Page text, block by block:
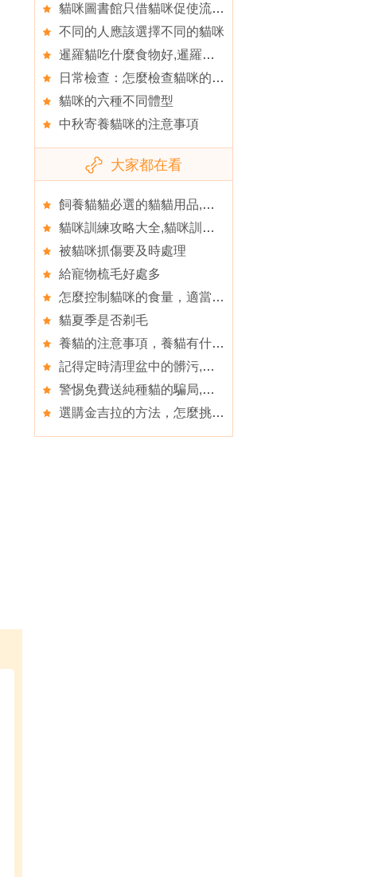
貓咪圖書館只借貓咪促使流浪貓領養,貓咪能放養嗎
不同的人應該選擇不同的貓咪
暹羅貓吃什麼食物好,暹羅貓愛吃什麼
日常檢查：怎麼檢查貓咪的眼睛
貓咪的六種不同體型
中秋寄養貓咪的注意事項
大家都在看
飼養貓貓必選的貓貓用品,貓用品
貓咪訓練攻略大全,貓咪訓練的幾個技巧和注意事項
被貓咪抓傷要及時處理
給寵物梳毛好處多
怎麼控制貓咪的食量，適當減肥？
貓夏季是否剃毛
養貓的注意事項，養貓有什麼要注意的？
記得定時清理盆中的髒污,五個原因造成貓不正確排洩
警惕免費送純種貓的騙局,買貓第一步之購買途徑大PK
選購金吉拉的方法，怎麼挑選金吉拉貓？